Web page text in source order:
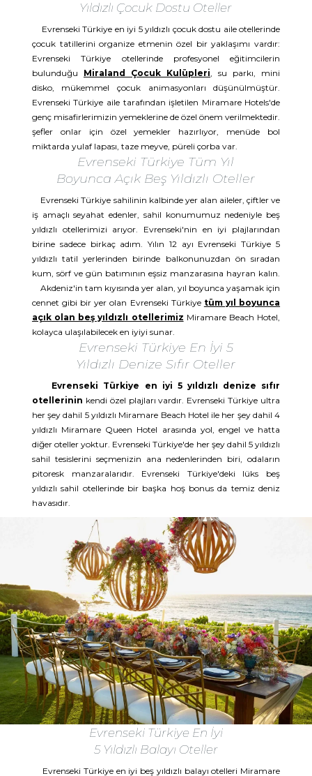
Yıldızlı Çocuk Dostu Oteller
Evrenseki Türkiye en iyi 5 yıldızlı çocuk dostu aile otellerinde
çocuk tatillerini organize etmenin özel bir yaklaşımı vardır:
Evrenseki Türkiye otellerinde profesyonel eğitimcilerin
bulunduğu Miraland Çocuk Kulüpleri, su parkı, mini
disko, mükemmel çocuk animasyonları düşünülmüştür.
Evrenseki Türkiye aile tarafından işletilen Miramare Hotels'de
genç misafirlerimizin yemeklerine de özel önem verilmektedir.
şefler onlar için özel yemekler hazırlıyor, menüde bol
miktarda yulaf lapası, taze meyve, püreli çorba var.
Evrenseki Türkiye Tüm Yıl
Boyunca Açık Beş Yıldızlı Oteller
Evrenseki Türkiye sahilinin kalbinde yer alan aileler, çiftler ve
iş amaçlı seyahat edenler, sahil konumumuz nedeniyle beş
yıldızlı otellerimizi arıyor. Evrenseki'nin en iyi plajlarından
birine sadece birkaç adım. Yılın 12 ayı Evrenseki Türkiye 5
yıldızlı tatil yerlerinden birinde balkonunuzdan ön sıradan
kum, sörf ve gün batımının eşsiz manzarasına hayran kalın.
Akdeniz'in tam kıyısında yer alan, yıl boyunca yaşamak için
cennet gibi bir yer olan Evrenseki Türkiye tüm yıl boyunca
açık olan beş yıldızlı otellerimiz Miramare Beach Hotel,
kolayca ulaşılabilecek en iyiyi sunar.
Evrenseki Türkiye En İyi 5
Yıldızlı Denize Sıfır Oteller
Evrenseki Türkiye en iyi 5 yıldızlı denize sıfır
otellerinin kendi özel plajları vardır. Evrenseki Türkiye ultra
her şey dahil 5 yıldızlı Miramare Beach Hotel ile her şey dahil 4
yıldızlı Miramare Queen Hotel arasında yol, engel ve hatta
diğer oteller yoktur. Evrenseki Türkiye'de her şey dahil 5 yıldızlı
sahil tesislerini seçmenizin ana nedenlerinden biri, odaların
pitoresk manzaralarıdır. Evrenseki Türkiye'deki lüks beş
yıldızlı sahil otellerinde bir başka hoş bonus da temiz deniz
havasıdır.
Evrenseki Türkiye En İyi
5 Yıldızlı Balayı Oteller
Evrenseki Türkiye en iyi beş yıldızlı balayı otelleri Miramare